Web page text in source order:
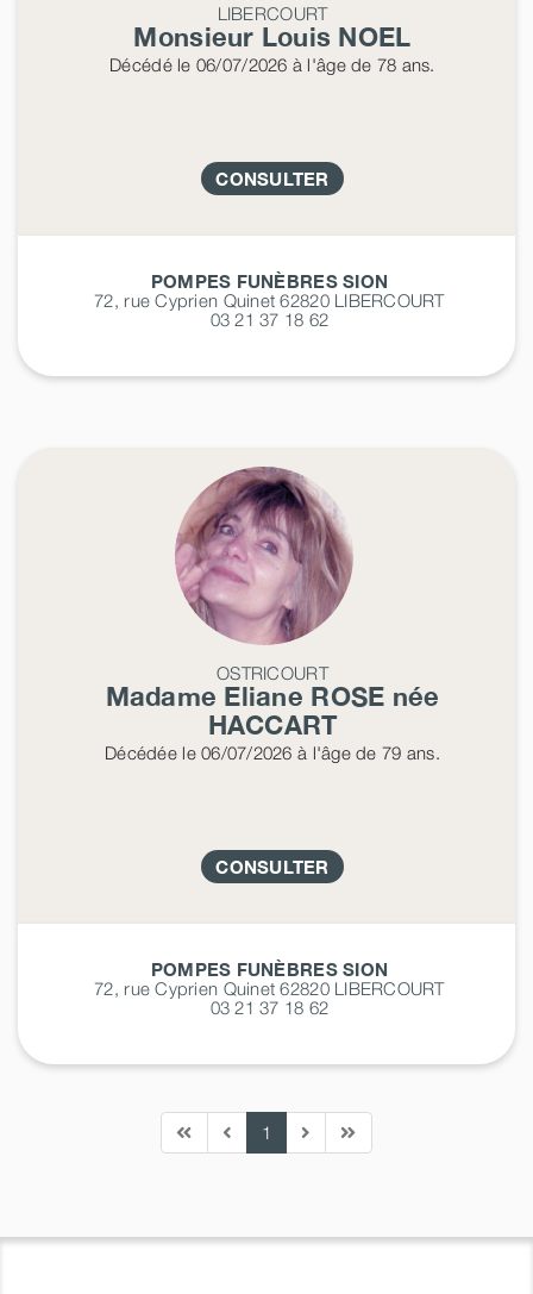
LIBERCOURT
Monsieur Louis NOEL
Décédéle 06/07/2026 à l'âge de 78 ans.
CONSULTER
POMPES FUNÈBRES SION
72, rue Cyprien Quinet 62820 LIBERCOURT
03 21 37 18 62
OSTRICOURT
Madame Eliane ROSE née
HACCART
Décédéele 06/07/2026 à l'âge de 79 ans.
CONSULTER
POMPES FUNÈBRES SION
72, rue Cyprien Quinet 62820 LIBERCOURT
03 21 37 18 62
1